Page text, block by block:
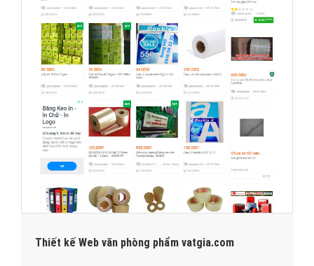
Thiết kế Web văn phòng phẩm vatgia.com